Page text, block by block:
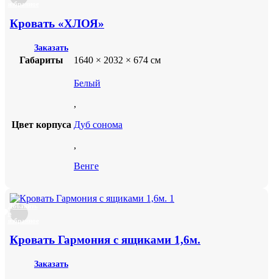
избранное
Кровать «ХЛОЯ»
Заказать
Габариты 1640 × 2032 × 674 см
Цвет корпуса
Белый
,
Дуб сонома
,
Венге
Добавить
в
избранное
Кровать Гармония с ящиками 1,6м.
Заказать